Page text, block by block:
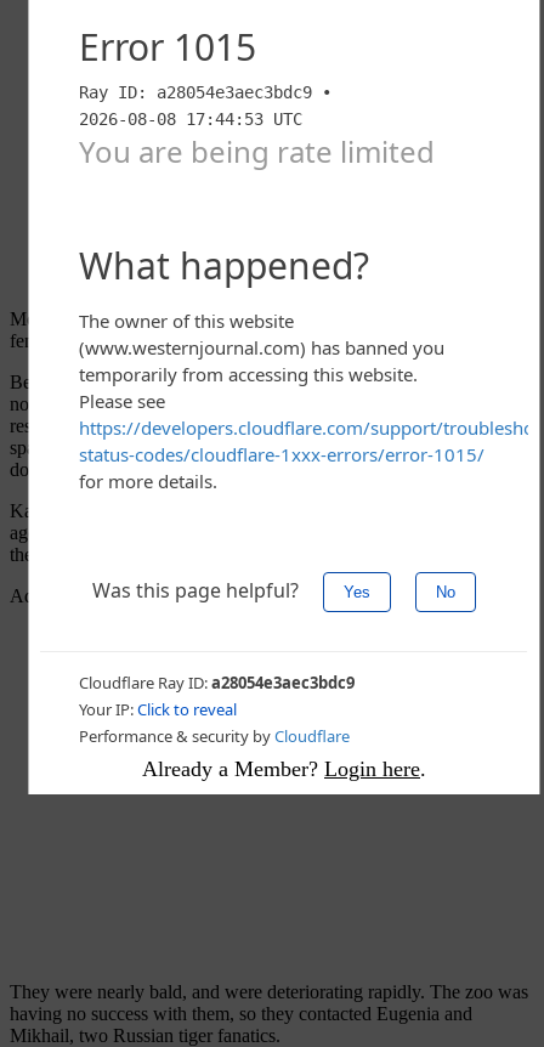
Most of the time, nature cares for its own. Creatures are equipped to
fend for themselves, find mates, and raise young.
Being in captivity changes that in both good and bad ways. Animals
no longer have to die of starvation or go on long treks to find scarce
resources, but they can also suffer from stress due to inadequate
space, incorrect environment, or simply being a wild animal in a
domestic setting.
Kai and White were two tiger
ago. It soon became clear that they were not doing well because
their mother wasn’t taking care of them.
Advertisement - story continues below
They were nearly bald, and were deteriorating rapidly. The zoo was
having no success with them, so they contacted Eugenia and
Mikhail, two Russian tiger fanatics.
Already a Member? Login here.